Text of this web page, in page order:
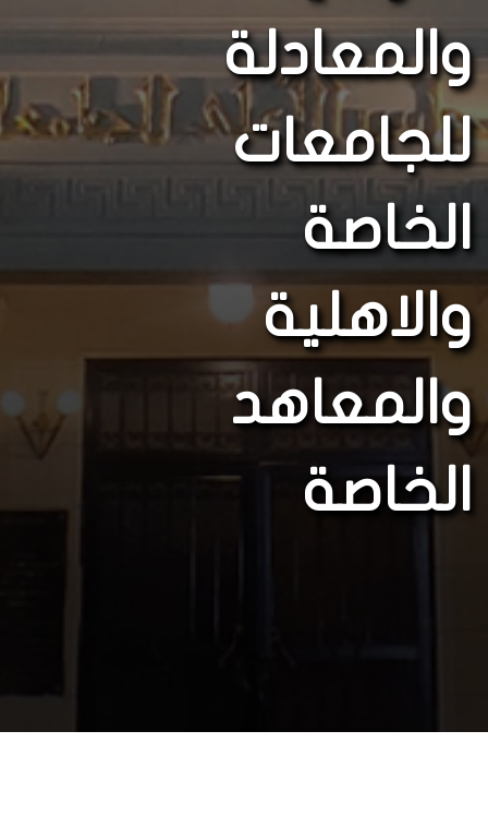
والمعادلة
للجامعات
الخاصة
والاهلية
والمعاهد
الخاصة